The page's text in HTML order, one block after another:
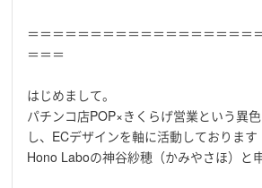
＝＝＝＝＝＝＝＝＝＝＝＝＝＝＝＝＝＝
＝＝＝
はじめまして。
パチンコ店POP×きくらげ営業という異
し、ECデザインを軸に活動しております
Hono Laboの神谷紗穂（かみやさほ）と